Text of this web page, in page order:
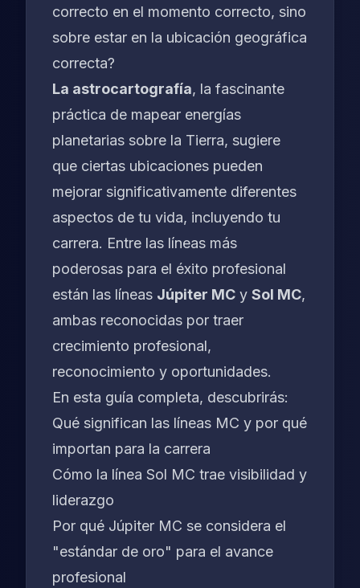
correcto en el momento correcto, sino
sobre estar en la ubicación geográfica
correcta?
La astrocartografía, la fascinante
práctica de mapear energías
planetarias sobre la Tierra, sugiere
que ciertas ubicaciones pueden
mejorar significativamente diferentes
aspectos de tu vida, incluyendo tu
carrera. Entre las líneas más
poderosas para el éxito profesional
están las líneas Júpiter MC y Sol MC,
ambas reconocidas por traer
crecimiento profesional,
reconocimiento y oportunidades.
En esta guía completa, descubrirás:
Qué significan las líneas MC y por qué
importan para la carrera
Cómo la línea Sol MC trae visibilidad y
liderazgo
Por qué Júpiter MC se considera el
"estándar de oro" para el avance
profesional